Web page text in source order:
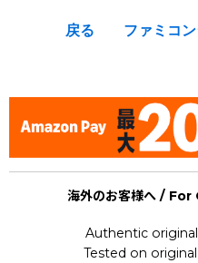
戻る ファミコ
海外のお客様へ /
Authentic
Tested on